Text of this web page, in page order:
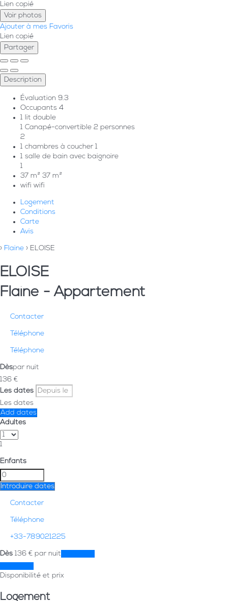
Lien copié
Voir photos
Ajouter à mes Favoris
Lien copié
Partager
Description
Évaluation 9.3
Occupants 4
1 lit double
1 Canapé-convertible 2 personnes
2
1 chambres à coucher 1
1 salle de bain avec baignoire
1
37 m² 37 m²
wifi wifi
Logement
Conditions
Carte
Avis
› Flaine › ELOISE
ELOISE
Flaine -Appartement
Contacter
Téléphone
Téléphone
Dèspar nuit
136 €
Les dates
Les dates
Add dates
Adultes
1
Enfants
Introduire dates
Contacter
Téléphone
+33-789021225
Dès 136 € par nuit
Disponibilité et prix
Logement